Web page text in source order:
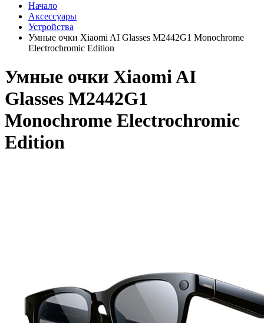
Начало
Аксессуары
Устройства
Умные очки Xiaomi AI Glasses M2442G1 Monochrome
Electrochromic Edition
Умные очки Xiaomi AI
Glasses M2442G1
Monochrome Electrochromic
Edition